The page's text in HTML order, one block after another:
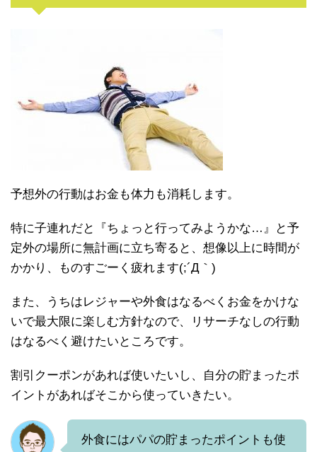
予想外の行動はお金も体力も消耗します。
特に子連れだと『ちょっと行ってみようかな…』と予
定外の場所に無計画に立ち寄ると、想像以上に時間が
かかり、ものすごーく疲れます(;´Д｀)
また、うちはレジャーや外食はなるべくお金をかけな
いで最大限に楽しむ方針なので、リサーチなしの行動
はなるべく避けたいところです。
割引クーポンがあれば使いたいし、自分の貯まったポ
イントがあればそこから使っていきたい。
外食にはパパの貯まったポイントも使